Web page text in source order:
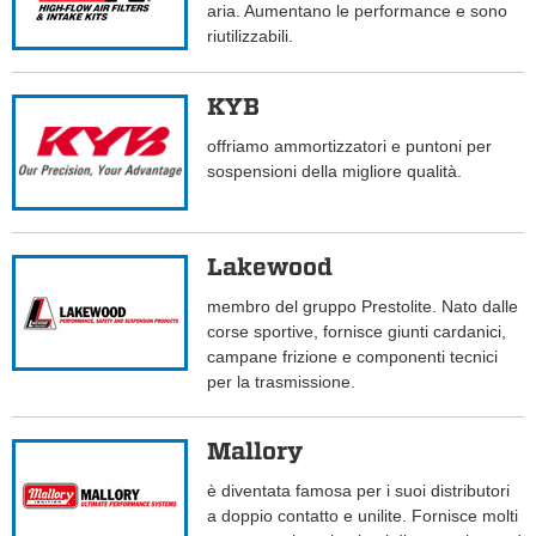
aria. Aumentano le performance e sono
riutilizzabili.
KYB
offriamo ammortizzatori e puntoni per
sospensioni della migliore qualità.
Lakewood
membro del gruppo Prestolite. Nato dalle
corse sportive, fornisce giunti cardanici,
campane frizione e componenti tecnici
per la trasmissione.
Mallory
è diventata famosa per i suoi distributori
a doppio contatto e unilite. Fornisce molti